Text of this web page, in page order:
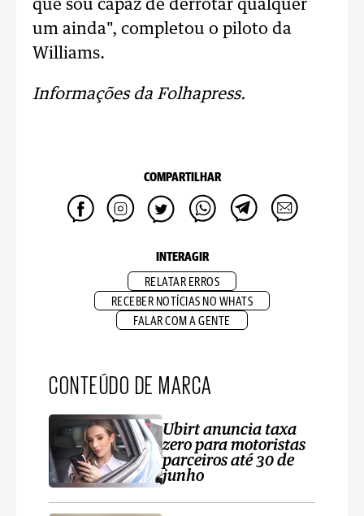
que sou capaz de derrotar qualquer
um ainda", completou o piloto da
Williams.
Informações da Folhapress.
COMPARTILHAR
INTERAGIR
RELATAR ERROS
RECEBER NOTÍCIAS NO WHATS
FALAR COM A GENTE
CONTEÚDO DE MARCA
Ubirt anuncia taxa
zero para motoristas
parceiros até 30 de
junho